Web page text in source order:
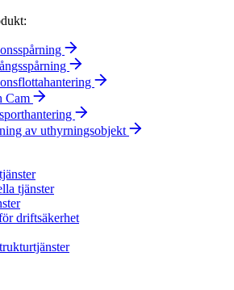
Cam
av uthyrningsobjekt
tjänster
driftsäkerhet